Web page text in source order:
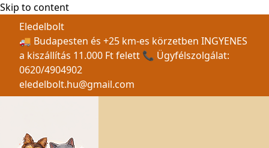
Skip to content
Eledelbolt
🚚 Budapesten és +25 km-es körzetben INGYENES
a kiszállítás 11.000 Ft felett 📞 Ügyfélszolgálat:
0620/4904902
eledelbolt.hu@gmail.com